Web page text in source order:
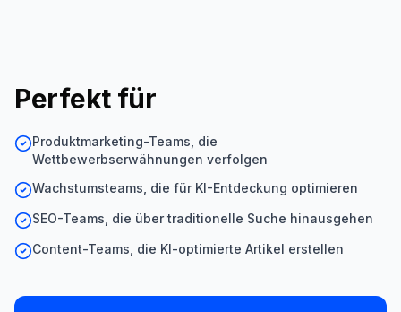
Perfekt für
Produktmarketing-Teams, die
Wettbewerbserwähnungen verfolgen
Wachstumsteams, die für KI-Entdeckung optimieren
SEO-Teams, die über traditionelle Suche hinausgehen
Content-Teams, die KI-optimierte Artikel erstellen